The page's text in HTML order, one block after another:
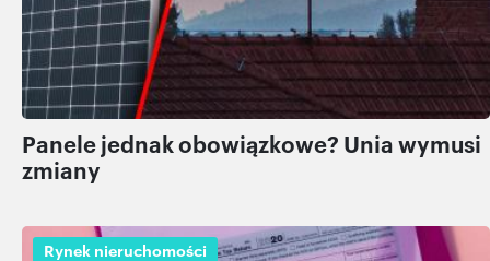
Panele jednak obowiązkowe? Unia wymusi
zmiany
Rynek nieruchomości